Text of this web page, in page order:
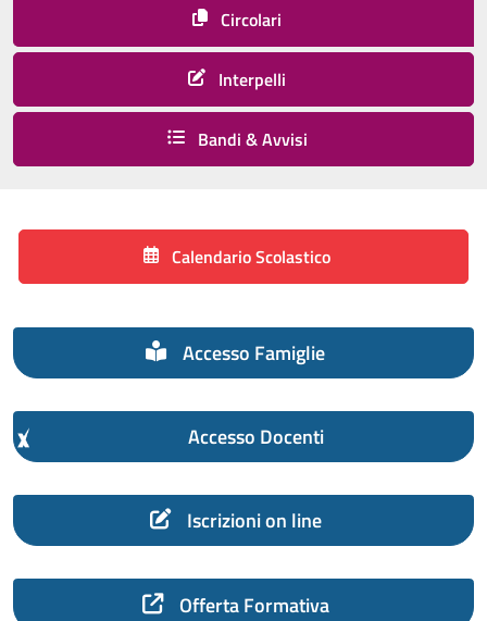
Circolari
Interpelli
Bandi & Avvisi
Calendario Scolastico
Accesso Famiglie
Accesso Docenti
Iscrizioni on line
Offerta Formativa